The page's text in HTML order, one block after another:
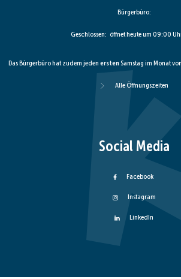
Bürgerbüro:
Klicken, um weitere Öffnungs- oder
Geschlossen: öffnet heute um 09:00
Das Bürgerbüro hat zudem jeden erstenSamstag im Monat
Alle Öffnungszeiten
Social Media
Facebook
Instagram
LinkedIn